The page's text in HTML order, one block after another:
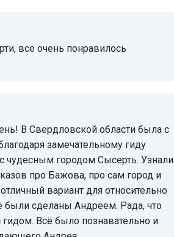
все очень понравилось
замечательному гиду
чудесным городом Сысерть. Узнали
про Бажова, про сам город и
вариант для относительно
были сделаны Андреем. Рада, что
Всё было познавательно и